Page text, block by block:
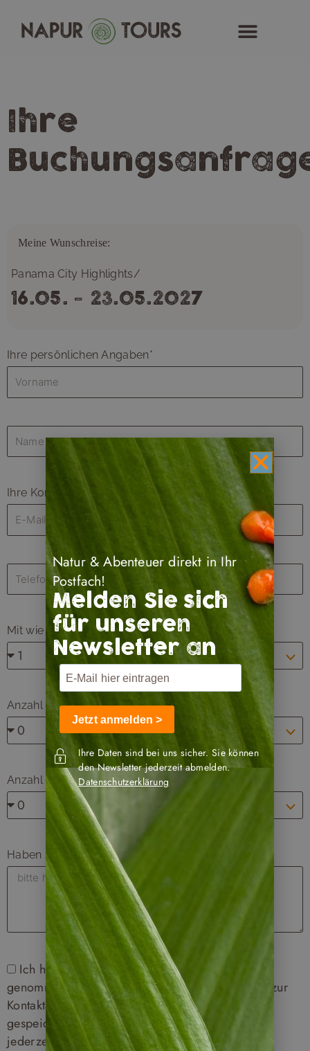
Inhalt
Ihre
Meine Wunschreise:
Panama City Highlights/
16.05. - 23.05.2027
Ihre persönlichen Angaben*
Ihre Kontaktdaten
Mit wie vielen Erwachsenen möchten Sie reisen?
Anzahl Kinder unter 2 Jahren?
Anzahl Kinder von 2 bis 12 Jahre?
Haben Sie weitere Wünsche oder Anmerkungen?
Ich habe die Datenschutzerklärung zur Kenntnis
genommen. Ich stimme zu, dass meine Angaben zur
Kontaktaufnahme und für Rückfragen dauerhaft
gespeichert werden. Meine Zustimmung kann ich
jederzeit widerrufen.
Natur & Abenteuer direkt in Ihr
Postfach!
Melden Sie sich
für unseren
Newsletter an
Jetzt anmelden >
Ihre Daten sind bei uns sicher. Sie können
den Newsletter jederzeit abmelden.
Datenschutzerklärung